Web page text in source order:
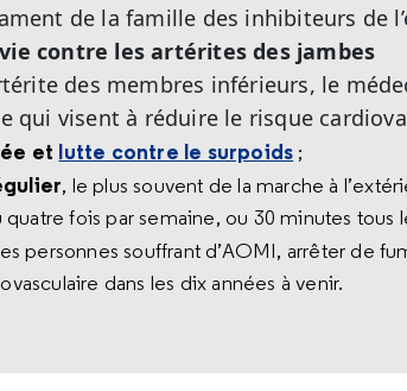
de la famille des inhibiteurs de
contre les artérites des jambes
des membres inférieurs, le
qui visent à réduire le risque
et lutte contre le surpoids ;
, le plus souvent de la marche à
fois par semaine, ou 30 minutes tous
personnes souffrant d’AOMI, arrêter de
dans les dix années à venir.